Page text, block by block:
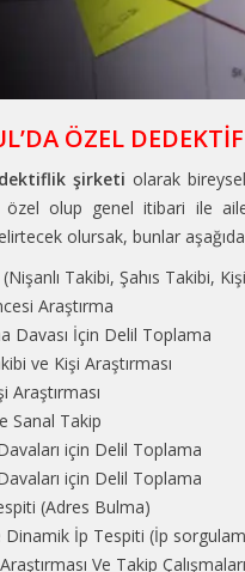
ÖZEL
şirketi olarak
özel olup genel itibari ile
olursak, bunlar
Takibi, Şahıs Takibi,
Araştırma
Davası İçin Delil Toplama
ve Kişi Araştırması
Araştırması
Sanal Takip
için Delil Toplama
için Delil Toplama
(Adres Bulma)
Dinamik İp Tespiti (İp
Ve Takip Çalışmaları